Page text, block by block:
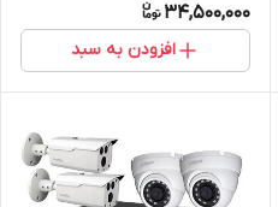
34,500,000
افزودن به سبد